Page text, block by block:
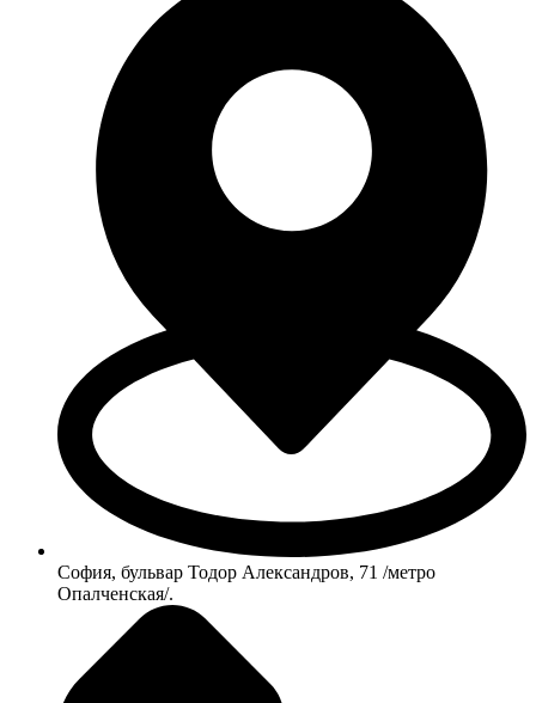
София, бульвар Тодор Александров, 71 /метро
Опалченская/.